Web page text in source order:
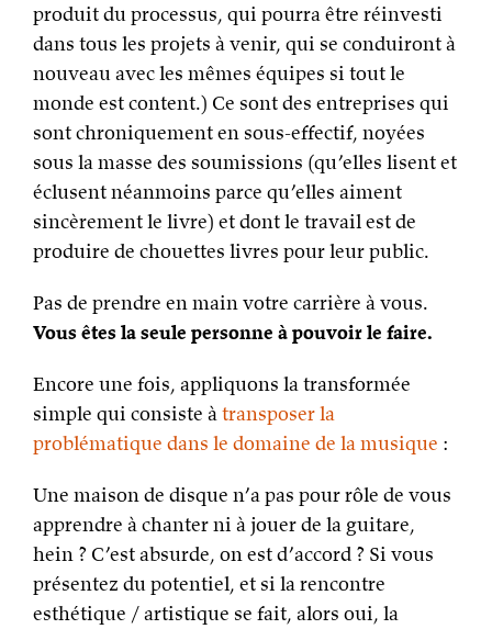
produit du processus, qui pourra être réinvesti
dans tous les projets à venir, qui se conduiront à
nouveau avec les mêmes équipes si tout le
monde est content.) Ce sont des entreprises qui
sont chroniquement en sous-effectif, noyées
sous la masse des soumissions (qu’elles lisent et
éclusent néanmoins parce qu’elles aiment
sincèrement le livre) et dont le travail est de
produire de chouettes livres pour leur public.
Pas de prendre en main votre carrière à vous.
Vous êtes la seule personne à pouvoir le faire.
Encore une fois, appliquons la transformée
simple qui consiste àtransposer la
problématique dans le domaine de la musique :
Une maison de disque n’a pas pour rôle de vous
apprendre à chanter ni à jouer de la guitare,
hein ? C’est absurde, on est d’accord ? Si vous
présentez du potentiel, et si la rencontre
esthétique / artistique se fait, alors oui, la